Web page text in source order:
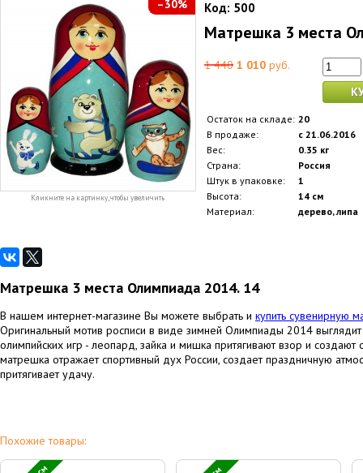
–30%
Кликните на картинку, чтобы увеличить
Код: 500
Матрешка 3 места
1 440 1 010 руб.
Остаток на складе: 20
В продаже:
с 21.06.2016
Вес:
0.35 кг
Страна:
Россия
Штук в упаковке:
1
Высота:
14 см
Материал:
дерево, липа
Матрешка 3 места Олимпиада 2014. 14
В нашем интернет-магазине Вы можете выбрать и купить сувенирную
Оригинальный мотив росписи в виде зимней Олимпиады 2014
олимпийских игр - леопард, зайка и мишка притягивают взор и
матрешка отражает спортивный дух России, создает праздничную
притягивает удачу.
Похожие товары: